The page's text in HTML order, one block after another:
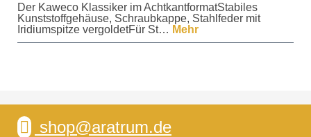
Der Kaweco Klassiker im AchtkantformatStabiles
Kunststoffgehäuse, Schraubkappe, Stahlfeder mit
Iridiumspitze vergoldetFür St… Mehr
shop@aratrum.de